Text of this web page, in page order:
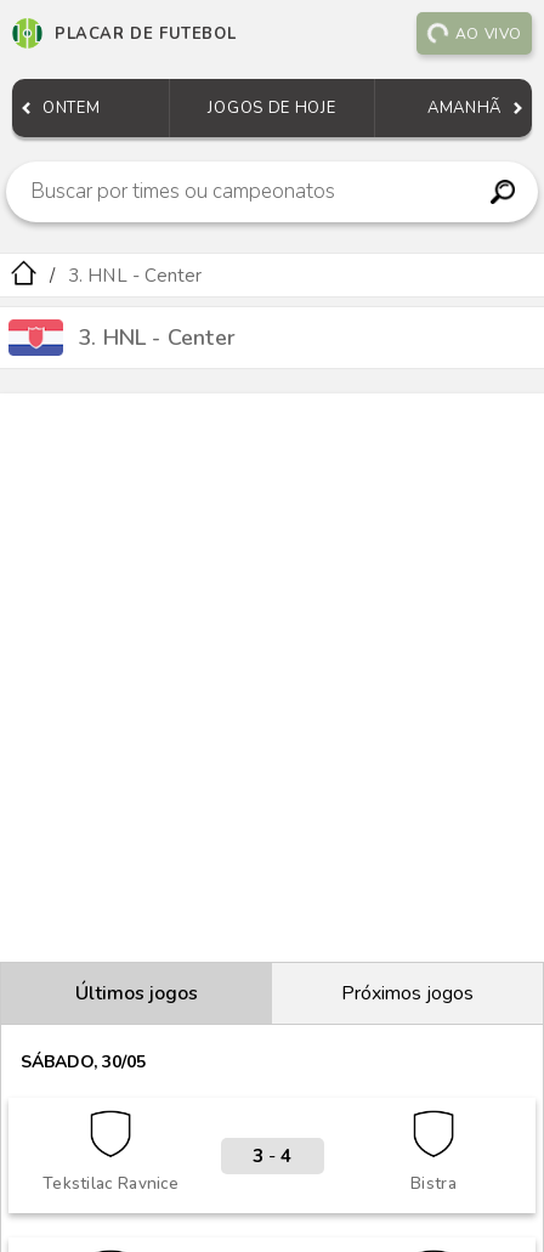
PLACAR DE FUTEBOL AO VIVO
ONTEM JOGOS DE HOJE AMANHÃ
3. HNL - Center
3. HNL - Center
Últimos jogos Próximos jogos
SÁBADO, 30/05
Tekstilac Ravnice Bistra
3 - 4